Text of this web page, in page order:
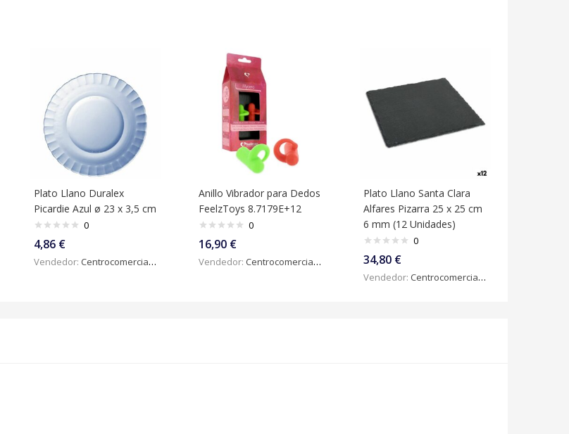
Plato Llano Duralex
Picardie Azul ø 23 x 3,5 cm
0
4,86 €
Vendedor: Centrocomercialdigital
Anillo Vibrador para Dedos
FeelzToys 8.7179E+12
0
16,90 €
Vendedor: Centrocomercialdigital
Plato Llano Santa Clara
Alfares Pizarra 25 x 25 cm
6 mm (12 Unidades)
0
34,80 €
Vendedor: Centrocomercialdigital